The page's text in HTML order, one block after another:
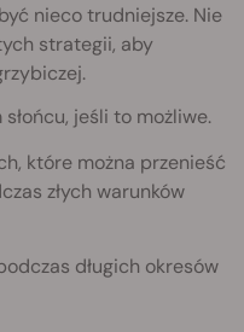
nieco trudniejsze. Nie
strategii, aby
jeśli to możliwe.
które można przenieść
złych warunków
długich okresów